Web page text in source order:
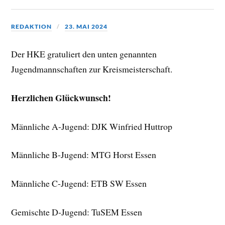
REDAKTION 23. MAI 2024
Der HKE gratuliert den unten genannten
Jugendmannschaften zur Kreismeisterschaft.
Herzlichen Glückwunsch!
Männliche A-Jugend: DJK Winfried Huttrop
Männliche B-Jugend: MTG Horst Essen
Männliche C-Jugend: ETB SW Essen
Gemischte D-Jugend: TuSEM Essen